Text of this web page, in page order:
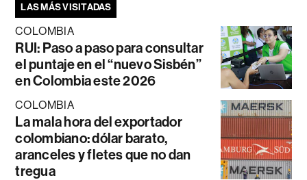
LAS MÁS VISITADAS
COLOMBIA
RUI: Paso a paso para consultar
el puntaje en el “nuevo Sisbén”
en Colombia este 2026
COLOMBIA
La mala hora del exportador
colombiano: dólar barato,
aranceles y fletes que no dan
tregua